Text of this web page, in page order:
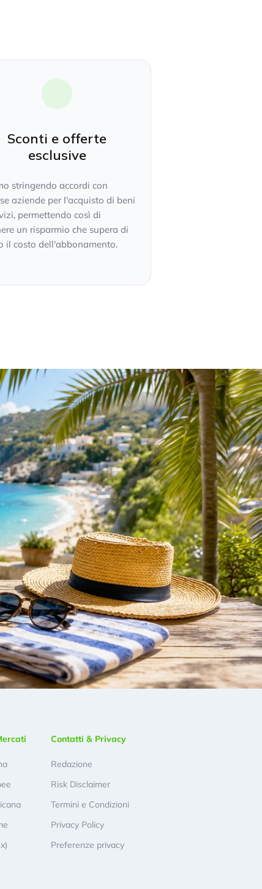
Sconti e offerte
esclusive
stringendo accordi con
aziende per l'acquisto di beni
permettendo così di
un risparmio che supera di
il costo dell'abbonamento.
Contatti & Privacy
Redazione
Risk Disclaimer
Termini e Condizioni
Privacy Policy
Preferenze privacy